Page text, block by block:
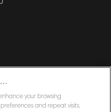
your browsing
and repeat visits.